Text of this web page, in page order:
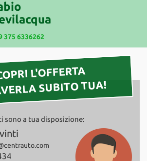
375 6336262
L'OFFERTA
SUBITO TUA!
sono a tua disposizione: